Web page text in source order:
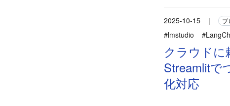
2025-10-15 | ブ
#lmstudio
クラウドに
Streamlitで
化対応